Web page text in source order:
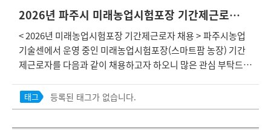
과 농업인의 R&D 역량향상 지원 2. 기술수요 접수 및 검토 ❍ 접
수기간: 2026. 8. 3.(월) ∼ 8. 14.(금) ❍ 접 수 처: 파주시농업기
술센터 각 작물 담당 및 농업인상담실 ❍ 접수방법: 파주시농업
기술센터 기술보급과 및 농업인상담실방문 제출 ❍ 제출서류:
기술수요조사서, 아이디어․경험․노하우를 입증할 자료(영농일
장확인 ❍ 검토내용 : 영농현장 활용성, 기술의 적정성, 파급효과
등 ※ 최종검토 후 과제화 가능에 대해 의견 통보 예정 ❍ 검토 기
2026년 파주시 미래농업시험포장 기간제근로자 채용
< 2026년 미래농업시험포장 기간제근로자 채용 > 파주시농업
기술센에서 운영 중인 미래농업시험포장(스마트팜 농장) 기간
제근로자를 다음과 같이 채용하고자 하오니 많은 관심 부탁드립
마트팜 농장) 운영 보조 ○ 근무기간 - 시험포장 운영 보조: '26.
8. 24. ~ 11. 30.(3개월 1주) ○ 근무시간 - 시험포장 운영 보조:
태그 등록된 태그가 없습니다.